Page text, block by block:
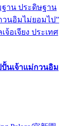
ฐาน ประดิษฐาน
วนอิมไม่ยอมไป”
อเจียง ประเทศ
ปั้นเจ้าแม่กวนอิม